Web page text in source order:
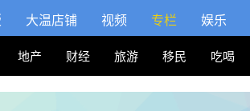
大温店铺 视频 专栏 娱乐
地产 财经 旅游 移民 吃喝